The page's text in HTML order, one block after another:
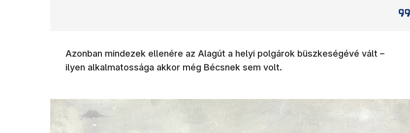
Azonban mindezek ellenére az Alagút a helyi polgárok büszkeségévé vált –
ilyen alkalmatossága akkor még Bécsnek sem volt.